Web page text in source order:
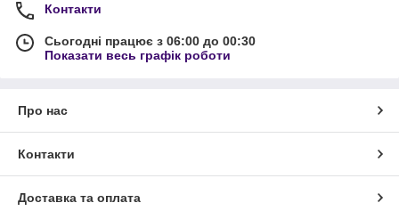
Контакти
Сьогодні працює з 06:00 до 00:30
Показати весь графік роботи
Про нас
Контакти
Доставка та оплата